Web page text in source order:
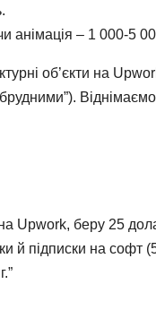
анімація – 1 000-5
об’єкти на
Upwork, беру 25
й підписки на